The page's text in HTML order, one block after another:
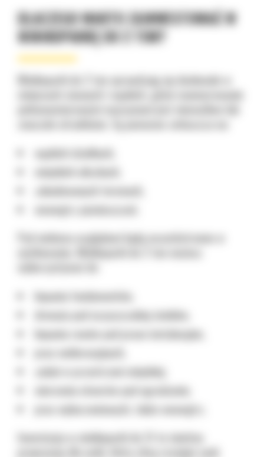
DLACZEGO WARTO ZAINWESTOWAĆ W
MINIKOPARKĘ DO 2 TON?
Minikoparki do 2 ton sprawdzają się doskonale w
miejscach ciasnych i wąskich, gdzie manewrowanie
wąskich działkach,
miejskich uliczkach,
zabudowanych terenach,
wewnątrz pomieszczeń.
Pod wieloma względami będą wszechstronne w
kopania fundamentów,
drenażu pod oczyszczalnię ścieków,
kopania rowów pod prace instalacyjne,
prac melioracyjnych,
zadań w przestrzeni miejskiej,
wiercenia otworów pod ogrodzenie,
prac wyburzeniowych, także wewnątrz.
Inwestycja w minikoparki do 2t to świetna
propozycja dla osób, które chcą rozwijać swój